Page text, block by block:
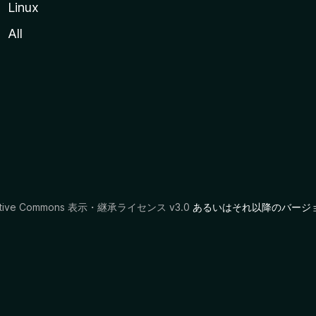
Linux
All
Commons 表示・継承ライセンス v3.0 あるいはそれ以降のバー